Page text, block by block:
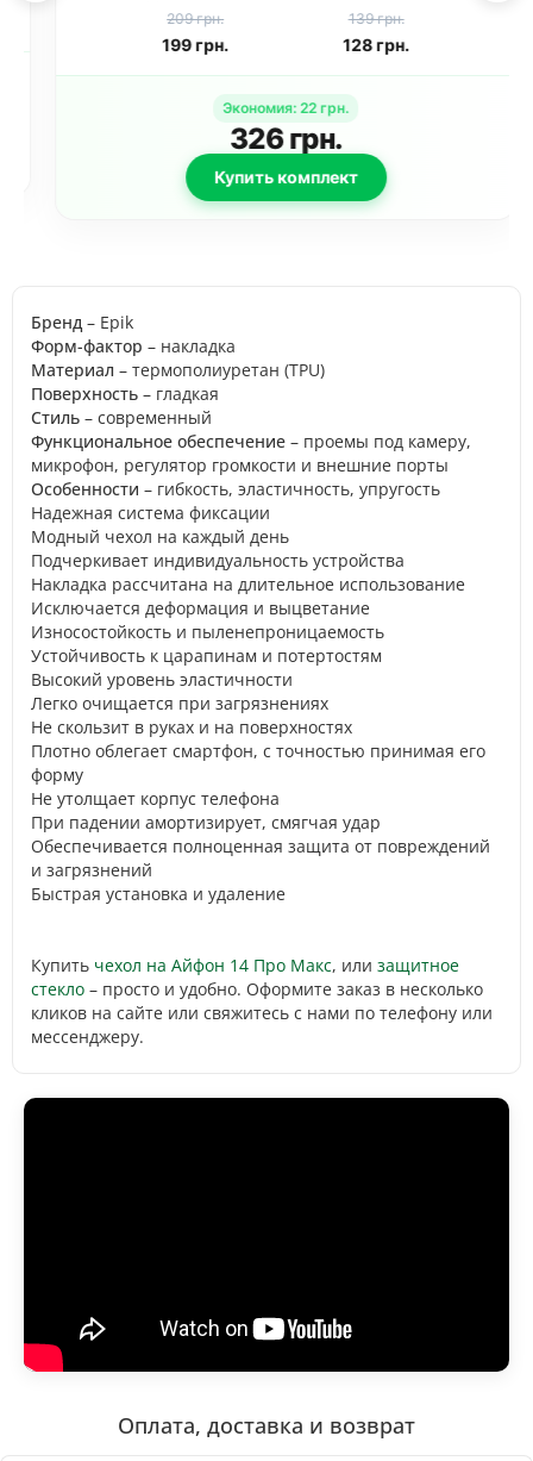
Pro Max (6.7
дюйма) Black
209 грн.
199грн.
для Apple iPhone
14 Pro (6.1
дюйма) / 14 Pro
Max (6.7 дюйма)
139 грн.
128грн.
Экономия:22 грн.
326грн.
Купить комплект
Бренд – Epik
Форм-фактор – накладка
Материал – термополиуретан (TPU)
Поверхность – гладкая
Стиль – современный
Функциональное обеспечение – проемы под камеру,
микрофон, регулятор громкости и внешние порты
Особенности – гибкость, эластичность, упругость
Надежная система фиксации
Модный чехол на каждый день
Подчеркивает индивидуальность устройства
Накладка рассчитана на длительное использование
Исключается деформация и выцветание
Износостойкость и пыленепроницаемость
Устойчивость к царапинам и потертостям
Высокий уровень эластичности
Легко очищается при загрязнениях
Не скользит в руках и на поверхностях
Плотно облегает смартфон, с точностью принимая его
форму
Не утолщает корпус телефона
При падении амортизирует, смягчая удар
Обеспечивается полноценная защита от повреждений
и загрязнений
Быстрая установка и удаление
Купить чехол на Айфон 14 Про Макс, или защитное
стекло – просто и удобно. Оформите заказ в несколько
кликов на сайте или свяжитесь с нами по телефону или
мессенджеру.
Оплата, доставка и возврат